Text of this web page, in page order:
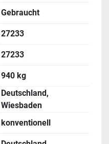
Gebraucht
27233
27233
940 kg
Deutschland,
Wiesbaden
konventionell